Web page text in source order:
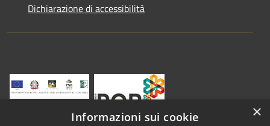
Dichiarazione di accessibilità
×
Informazioni sui cookie